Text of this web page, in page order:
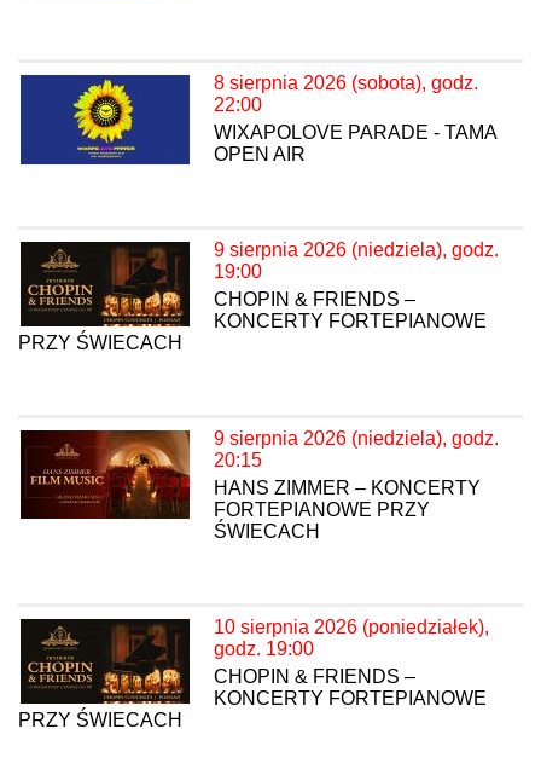
8 sierpnia 2026 (sobota), godz.
22:00
WIXAPOLOVE PARADE - TAMA
OPEN AIR
9 sierpnia 2026 (niedziela), godz.
19:00
CHOPIN & FRIENDS –
KONCERTY FORTEPIANOWE
PRZY ŚWIECACH
9 sierpnia 2026 (niedziela), godz.
20:15
HANS ZIMMER – KONCERTY
FORTEPIANOWE PRZY
ŚWIECACH
10 sierpnia 2026 (poniedziałek),
godz. 19:00
CHOPIN & FRIENDS –
KONCERTY FORTEPIANOWE
PRZY ŚWIECACH